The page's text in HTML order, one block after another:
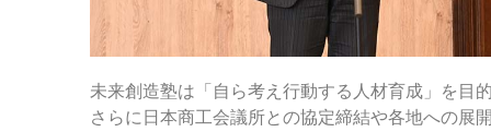
未来創造塾は「自ら考え行動する人材育成」を目
さらに日本商工会議所との協定締結や各地への展